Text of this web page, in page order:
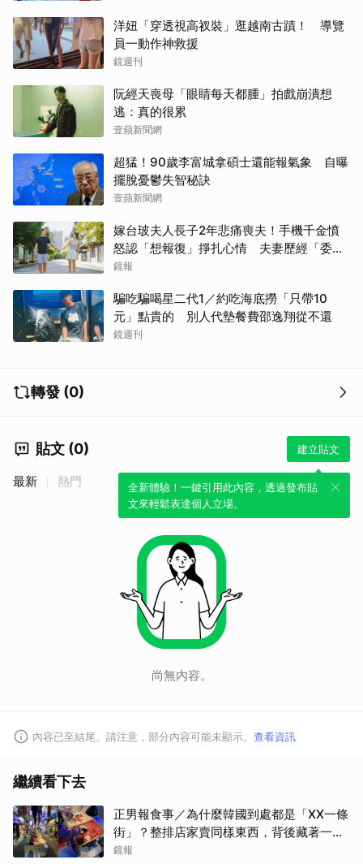
洋妞「穿透視高衩裝」逛越南古蹟！ 導覽
員一動作神救援
鏡週刊
阮經天喪母「眼睛每天都腫」拍戲崩潰想
逃：真的很累
壹蘋新聞網
超猛！90歲李富城拿碩士還能報氣象 自曝
擺脫憂鬱失智秘訣
壹蘋新聞網
嫁台玻夫人長子2年悲痛喪夫！手機千金憤
怒認「想報復」掙扎心情 夫妻歷經「委屈
與不平」只能安靜
鏡報
騙吃騙喝星二代1／約吃海底撈「只帶10
元」點貴的 別人代墊餐費邵逸翔從不還
鏡週刊
轉發 (0)
貼文 (0) 建立貼文
全新體驗！一鍵引用此內容，透過發布貼
文來輕鬆表達個人立場。
最新 熱門
尚無內容。
內容已至結尾。請注意，部分內容可能未顯示。 查看資訊
繼續看下去
正男報食事／為什麼韓國到處都是「XX一條
街」？整排店家賣同樣東西，背後藏著一套
生意經
鏡報